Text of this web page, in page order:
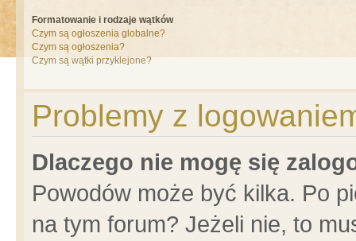
Formatowanie i rodzaje wątków
Czym są ogłoszenia globalne?
Czym są ogłoszenia?
Czym są wątki przyklejone?
Problemy z
Dlaczego nie mogę się
Powodów może być kilka. Po
na tym forum? Jeżeli nie, to